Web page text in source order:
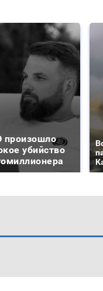
произошло
убийство